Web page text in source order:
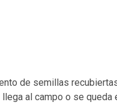
de semillas
al campo o se queda